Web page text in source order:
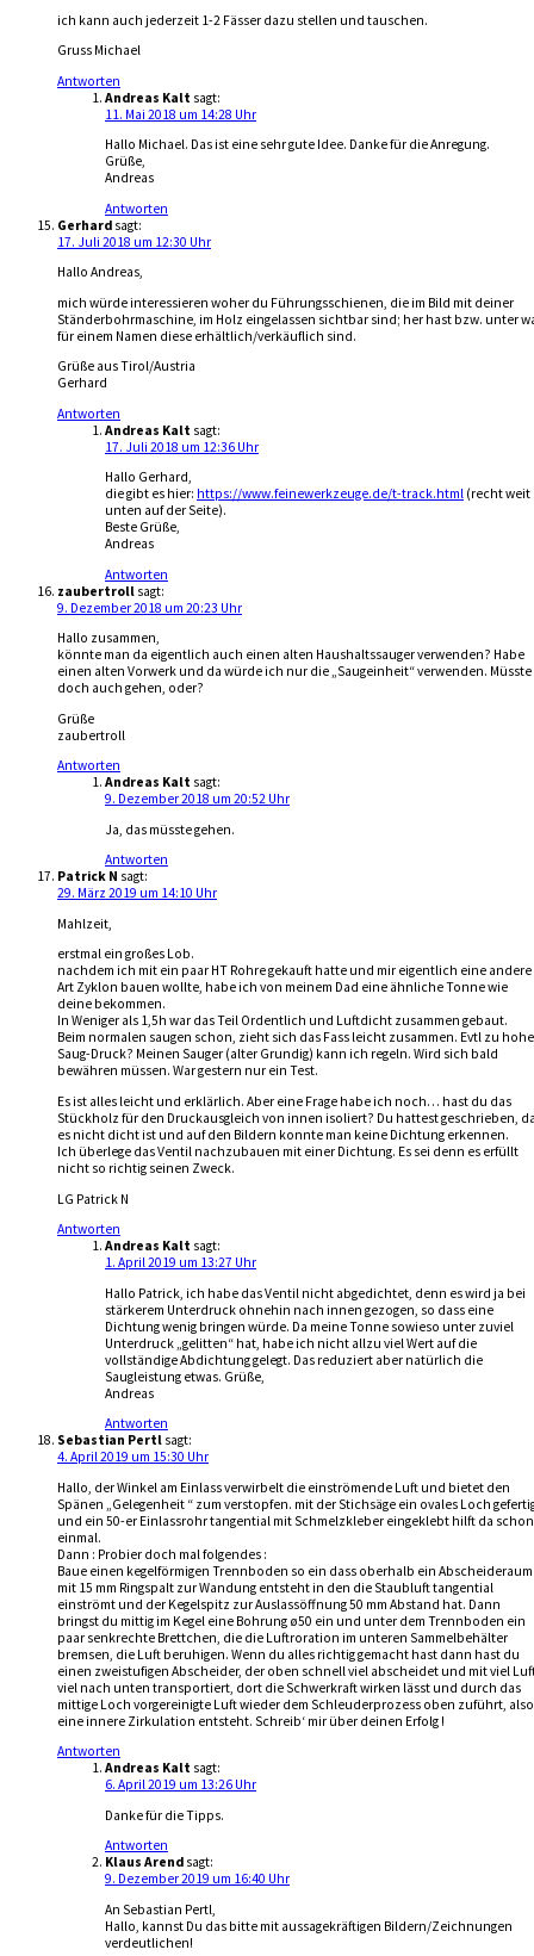
ich kann auch jederzeit 1-2 Fässer dazu stellen und tauschen.
Gruss Michael
Antworten
Andreas Kalt sagt:
11. Mai 2018 um 14:28 Uhr
Hallo Michael. Das ist eine sehr gute Idee. Danke für die Anregung.
Grüße,
Andreas
Antworten
Gerhard sagt:
17. Juli 2018 um 12:30 Uhr
Hallo Andreas,
mich würde interessieren woher du Führungsschienen, die im Bild mit deiner
Ständerbohrmaschine, im Holz eingelassen sichtbar sind; her hast bzw. unter
für einem Namen diese erhältlich/verkäuflich sind.
Grüße aus Tirol/Austria
Gerhard
Antworten
Andreas Kalt sagt:
17. Juli 2018 um 12:36 Uhr
Hallo Gerhard,
die gibt es hier: https://www.feinewerkzeuge.de/t-track.html (recht weit
unten auf der Seite).
Beste Grüße,
Andreas
Antworten
zaubertroll sagt:
9. Dezember 2018 um 20:23 Uhr
Hallo zusammen,
könnte man da eigentlich auch einen alten Haushaltssauger verwenden? Habe
einen alten Vorwerk und da würde ich nur die „Saugeinheit“ verwenden. Müsste
doch auch gehen, oder?
Grüße
zaubertroll
Antworten
Andreas Kalt sagt:
9. Dezember 2018 um 20:52 Uhr
Ja, das müsste gehen.
Antworten
Patrick N sagt:
29. März 2019 um 14:10 Uhr
Mahlzeit,
erstmal ein großes Lob.
nachdem ich mit ein paar HT Rohre gekauft hatte und mir eigentlich eine andere
Art Zyklon bauen wollte, habe ich von meinem Dad eine ähnliche Tonne wie
deine bekommen.
In Weniger als 1,5h war das Teil Ordentlich und Luftdicht zusammen gebaut.
Beim normalen saugen schon, zieht sich das Fass leicht zusammen. Evtl zu
Saug-Druck? Meinen Sauger (alter Grundig) kann ich regeln. Wird sich bald
bewähren müssen. War gestern nur ein Test.
Es ist alles leicht und erklärlich. Aber eine Frage habe ich noch… hast du das
Stückholz für den Druckausgleich von innen isoliert? Du hattest geschrieben,
es nicht dicht ist und auf den Bildern konnte man keine Dichtung erkennen.
Ich überlege das Ventil nachzubauen mit einer Dichtung. Es sei denn es erfüllt
nicht so richtig seinen Zweck.
LG Patrick N
Antworten
Andreas Kalt sagt:
1. April 2019 um 13:27 Uhr
Hallo Patrick, ich habe das Ventil nicht abgedichtet, denn es wird ja bei
stärkerem Unterdruck ohnehin nach innen gezogen, so dass eine
Dichtung wenig bringen würde. Da meine Tonne sowieso unter zuviel
Unterdruck „gelitten“ hat, habe ich nicht allzu viel Wert auf die
vollständige Abdichtung gelegt. Das reduziert aber natürlich die
Saugleistung etwas. Grüße,
Andreas
Antworten
Sebastian Pertl sagt:
4. April 2019 um 15:30 Uhr
Hallo, der Winkel am Einlass verwirbelt die einströmende Luft und bietet den
Spänen „Gelegenheit “ zum verstopfen. mit der Stichsäge ein ovales Loch
und ein 50-er Einlassrohr tangential mit Schmelzkleber eingeklebt hilft da schon
einmal.
Dann : Probier doch mal folgendes :
Baue einen kegelförmigen Trennboden so ein dass oberhalb ein Abscheideraum
mit 15 mm Ringspalt zur Wandung entsteht in den die Staubluft tangential
einströmt und der Kegelspitz zur Auslassöffnung 50 mm Abstand hat. Dann
bringst du mittig im Kegel eine Bohrung ø50 ein und unter dem Trennboden ein
paar senkrechte Brettchen, die die Luftroration im unteren Sammelbehälter
bremsen, die Luft beruhigen. Wenn du alles richtig gemacht hast dann hast du
einen zweistufigen Abscheider, der oben schnell viel abscheidet und mit viel
viel nach unten transportiert, dort die Schwerkraft wirken lässt und durch das
mittige Loch vorgereinigte Luft wieder dem Schleuderprozess oben zuführt, also
eine innere Zirkulation entsteht. Schreib‘ mir über deinen Erfolg !
Antworten
Andreas Kalt sagt:
6. April 2019 um 13:26 Uhr
Danke für die Tipps.
Antworten
Klaus Arend sagt:
9. Dezember 2019 um 16:40 Uhr
An Sebastian Pertl,
Hallo, kannst Du das bitte mit aussagekräftigen Bildern/Zeichnungen
verdeutlichen!